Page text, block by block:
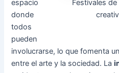
Festivales
espacio
donde
todos
pueden
involucrarse, lo que fomenta
entre el arte y la sociedad. La